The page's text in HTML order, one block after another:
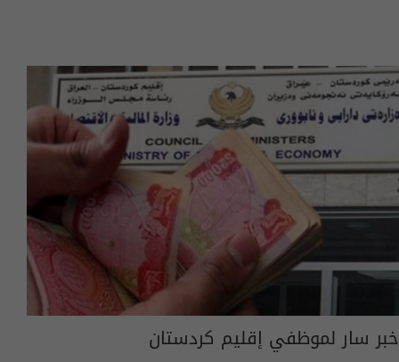
خبر سار لموظفي إقليم كردستان